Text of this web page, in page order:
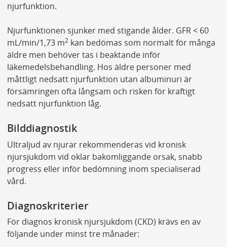
njurfunktion.
Njurfunktionen sjunker med stigande ålder. GFR < 60
mL/min/1,73 m2kan bedömas som normalt för många
äldre men behöver tas i beaktande inför
läkemedelsbehandling. Hos äldre personer med
måttligt nedsatt njurfunktion utan albuminuri är
försämringen ofta långsam och risken för kraftigt
nedsatt njurfunktion låg.
Bilddiagnostik
Ultraljud av njurar rekommenderas vid kronisk
njursjukdom vid oklar bakomliggande orsak, snabb
progress eller inför bedömning inom specialiserad
vård.
Diagnoskriterier
För diagnos kronisk njursjukdom (CKD) krävs en av
följande under minst tre månader: